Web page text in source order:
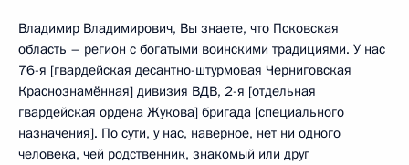
Владимир Владимирович, Вы знаете, что Псковская
область – регион с богатыми воинскими традициями. У нас
76-я [гвардейская десантно-штурмовая Черниговская
Краснознамённая] дивизия ВДВ, 2-я [отдельная
гвардейская ордена Жукова] бригада [специального
назначения]. По сути, у нас, наверное, нет ни одного
человека, чей родственник, знакомый или друг